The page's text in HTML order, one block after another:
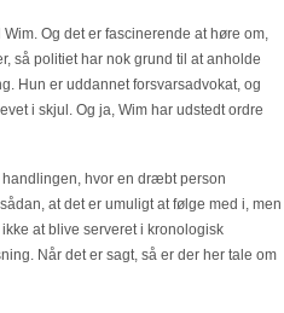
Og det er fascinerende at høre om,
så politiet har nok grund til at anholde
Hun er uddannet forsvarsadvokat, og
i skjul. Og ja, Wim har udstedt ordre
hvor en dræbt person
at det er umuligt at følge med i, men
at blive serveret i kronologisk
Når det er sagt, så er der her tale om